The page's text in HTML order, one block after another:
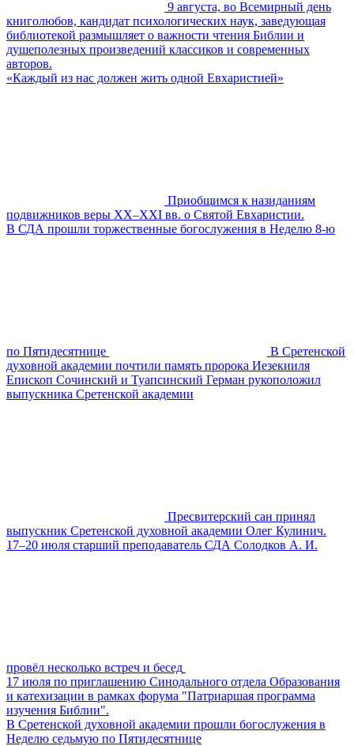
9 августа, во Всемирный день
книголюбов, кандидат психологических наук, заведующая
библиотекой размышляет о важности чтения Библии и
душеполезных произведений классиков и современных
авторов.
«Каждый из нас должен жить одной Евхаристией»
Приобщимся к назиданиям
подвижников веры XX–XXI вв. о Святой Евхаристии.
В СДА прошли торжественные богослужения в Неделю 8-ю
по Пятидесятнице
В Сретенской
духовной академии почтили память пророка Иезекииля
Епископ Сочинский и Туапсинский Герман рукоположил
выпускника Сретенской академии
Пресвитерский сан принял
выпускник Сретенской духовной академии Олег Кулинич.
17–20 июля старший преподаватель СДА Солодков А. И.
провёл несколько встреч и бесед
17 июля по приглашению Синодального отдела Образования
и катехизации в рамках форума "Патриаршая программа
изучения Библии".
В Сретенской духовной академии прошли богослужения в
Неделю седьмую по Пятидесятнице